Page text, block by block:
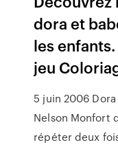
dora et
les
jeu
5 juin 2006
Nelson Monfort
répéter deux